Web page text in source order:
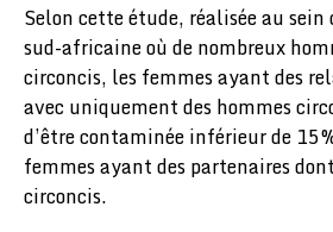
Selon cette étude, réalisée au
sud-africaine où de nombreux
circoncis, les femmes ayant des
avec uniquement des hommes
d’être contaminée inférieur de
femmes ayant des partenaires
circoncis.